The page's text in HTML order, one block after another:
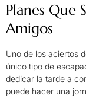
Planes Que
Amigos
Uno de los aciertos
único tipo de
dedicar la tarde a
puede hacer una